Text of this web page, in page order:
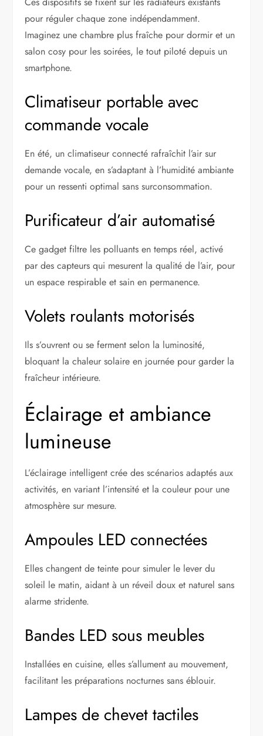
pour réguler chaque zone indépendamment.
Imaginez une chambre plus fraîche pour dormir et un
salon cosy pour les soirées, le tout piloté depuis un
smartphone.
Climatiseur portable avec
commande vocale
En été, un climatiseur connecté rafraîchit l’air sur
demande vocale, en s’adaptant à l’humidité ambiante
pour un ressenti optimal sans surconsommation.
Purificateur d’air automatisé
Ce gadget filtre les polluants en temps réel, activé
par des capteurs qui mesurent la qualité de l’air, pour
un espace respirable et sain en permanence.
Volets roulants motorisés
Ils s’ouvrent ou se ferment selon la luminosité,
bloquant la chaleur solaire en journée pour garder la
fraîcheur intérieure.
Éclairage et ambiance
lumineuse
L’éclairage intelligent crée des scénarios adaptés aux
activités, en variant l’intensité et la couleur pour une
atmosphère sur mesure.
Ampoules LED connectées
Elles changent de teinte pour simuler le lever du
soleil le matin, aidant à un réveil doux et naturel sans
alarme stridente.
Bandes LED sous meubles
Installées en cuisine, elles s’allument au mouvement,
facilitant les préparations nocturnes sans éblouir.
Lampes de chevet tactiles